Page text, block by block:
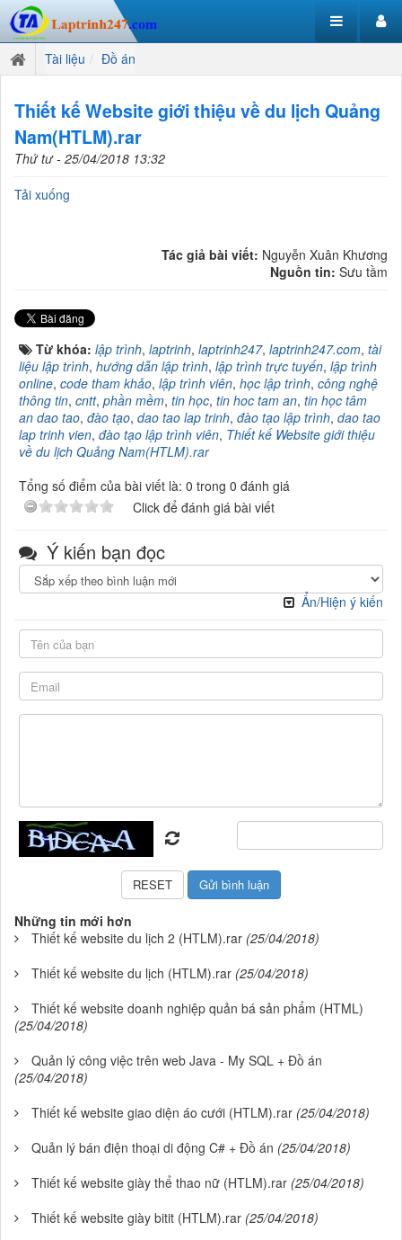
Tài liệu Đồ án
Thiết kế Website giới thiệu về du lịch Quảng
Nam(HTLM).rar
Thứ tư - 25/04/2018 13:32
Tải xuống
Tác giả bài viết: Nguyễn Xuân Khương
Nguồn tin: Sưu tầm
Từ khóa: lập trình, laptrinh, laptrinh247, laptrinh247.com, tài
liệu lập trình, hướng dẫn lập trình, lập trình trực tuyến, lập trình
online, code tham khảo, lập trình viên, học lập trình, công nghệ
thông tin, cntt, phần mềm, tin học, tin hoc tam an, tin học tâm
an dao tao, đào tạo, dao tao lap trinh, đào tạo lập trình, dao tao
lap trinh vien, đào tạo lập trình viên, Thiết kế Website giới thiệu
về du lịch Quảng Nam(HTLM).rar
Tổng số điểm của bài viết là: 0 trong 0 đánh giá
Click để đánh giá bài viết
Ý kiến bạn đọc
Ẩn/Hiện ý kiến
Những tin mới hơn
Thiết kế website du lịch 2 (HTLM).rar (25/04/2018)
Thiết kế website du lịch (HTLM).rar (25/04/2018)
Thiết kế website doanh nghiệp quản bá sản phẩm (HTML)
(25/04/2018)
Quản lý công việc trên web Java - My SQL + Đồ án
(25/04/2018)
Thiết kế website giao diện áo cưới (HTLM).rar (25/04/2018)
Quản lý bán điện thoại di động C# + Đồ án (25/04/2018)
Thiết kế website giày thể thao nữ (HTLM).rar (25/04/2018)
Thiết kế website giày bitit (HTLM).rar (25/04/2018)